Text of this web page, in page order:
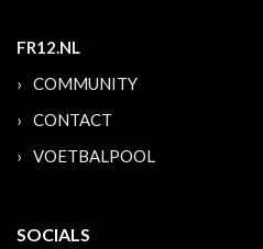
FR12.NL
COMMUNITY
CONTACT
VOETBALPOOL
SOCIALS